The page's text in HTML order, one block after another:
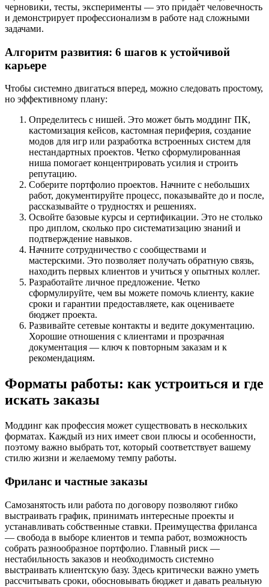
черновики, тесты, эксперименты — это придаёт человечность
и демонстрирует профессионализм в работе над сложными
задачами.
Алгоритм развития: 6 шагов к устойчивой
карьере
Чтобы системно двигаться вперед, можно следовать простому,
но эффективному плану:
Определитесь с нишей. Это может быть моддинг ПК,
кастомизация кейсов, кастомная периферия, создание
модов для игр или разработка встроенных систем для
нестандартных проектов. Четко сформулированная
ниша помогает концентрировать усилия и строить
репутацию.
Соберите портфолио проектов. Начните с небольших
работ, документируйте процесс, показывайте до и после,
рассказывайте о трудностях и решениях.
Освойте базовые курсы и сертификации. Это не столько
про диплом, сколько про систематизацию знаний и
подтверждение навыков.
Начните сотрудничество с сообществами и
мастерскими. Это позволяет получать обратную связь,
находить первых клиентов и учиться у опытных коллег.
Разработайте личное предложение. Четко
сформулируйте, чем вы можете помочь клиенту, какие
сроки и гарантии предоставляете, как оцениваете
бюджет проекта.
Развивайте сетевые контакты и ведите документацию.
Хорошие отношения с клиентами и прозрачная
документация — ключ к повторным заказам и к
рекомендациям.
Форматы работы: как устроиться и где
искать заказы
Моддинг как профессия может существовать в нескольких
форматах. Каждый из них имеет свои плюсы и особенности,
поэтому важно выбрать тот, который соответствует вашему
стилю жизни и желаемому темпу работы.
Фриланс и частные заказы
Самозанятость или работа по договору позволяют гибко
выстраивать график, принимать интересные проекты и
устанавливать собственные ставки. Преимущества фриланса
— свобода в выборе клиентов и темпа работ, возможность
собрать разнообразное портфолио. Главный риск —
нестабильность заказов и необходимость системно
выстраивать клиентскую базу. Здесь критически важно уметь
рассчитывать сроки, обосновывать бюджет и давать реальную